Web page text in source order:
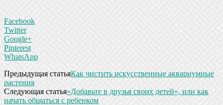
Facebook
Twitter
Google+
Pinterest
WhatsApp
Предыдущая статьяКак чистить искусственные аквариумные
растения
Следующая статья«Добавьте в друзья своих детей», или как
начать общаться с ребенком